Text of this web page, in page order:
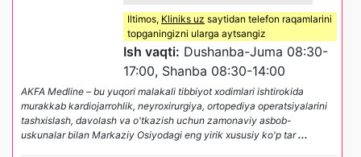
Iltimos, Kliniks uz saytidan telefon raqamlarini
topganingizni ularga aytsangiz
Ish vaqti: Dushanba-Juma 08:30-
17:00, Shanba 08:30-14:00
AKFA Medline – bu yuqori malakali tibbiyot xodimlari ishtirokida
murakkab kardiojarrohlik, neyroxirurgiya, ortopediya operatsiyalarini
tashxislash, davolash va o'tkazish uchun zamonaviy asbob-
uskunalar bilan Markaziy Osiyodagi eng yirik xususiy ko'p tar...